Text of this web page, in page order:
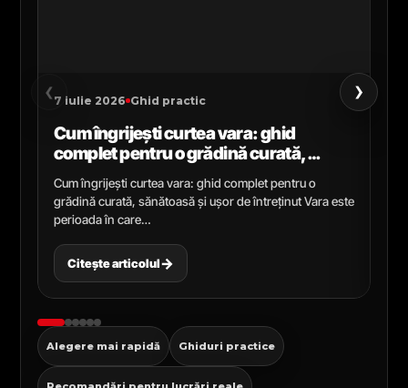
‹ 7 iulie 2026 Ghid practic
Cum îngrijești curtea vara: ghid
complet pentru o grădină curată,
sănătoasă și ușor de întreținut
Cum îngrijești curtea vara: ghid complet pentru o
grădină curată, sănătoasă și ușor de întreținut Vara este
perioada în care…
Citește articolul→
›
Alegere mai rapidă Ghiduri practice